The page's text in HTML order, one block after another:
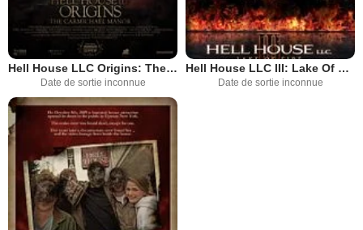
Hell House LLC Origins: The Carmichael Manor
Date de sortie inconnue
Hell House LLC III: Lake Of Fire
Date de sortie inconnue